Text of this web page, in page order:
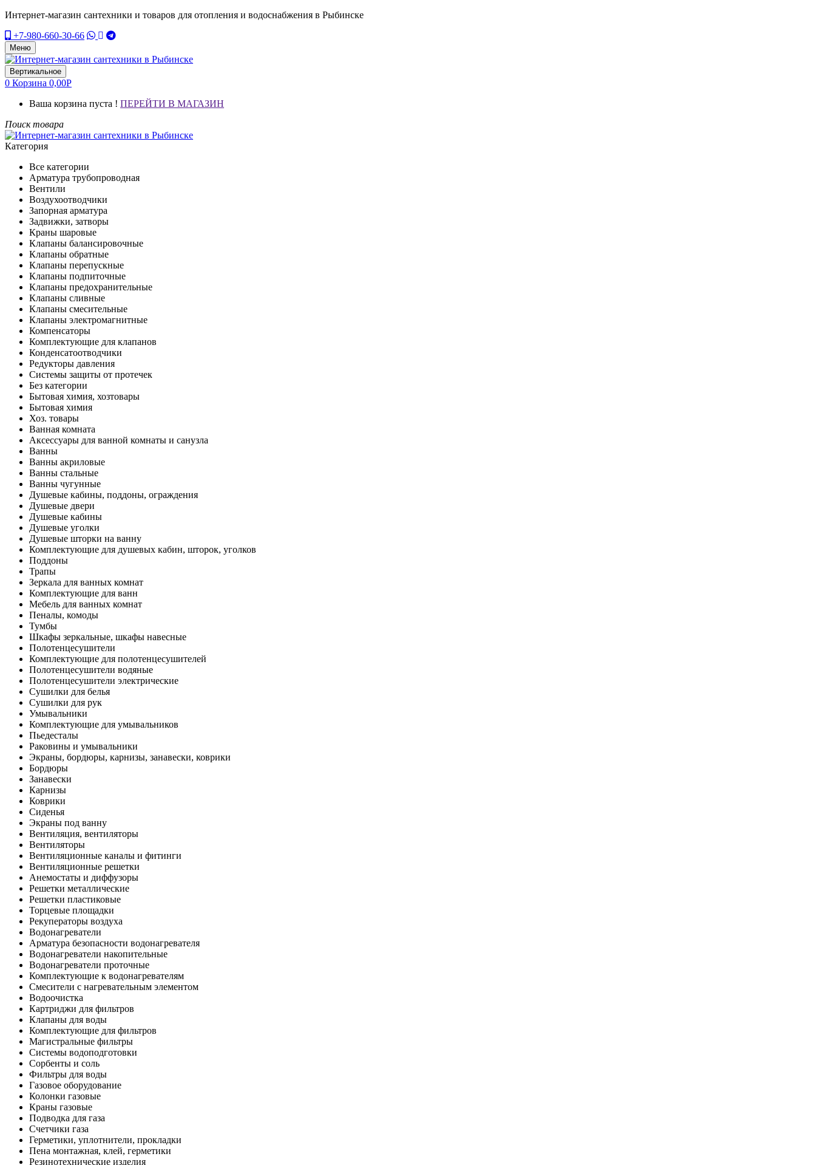
Интернет-магазин сантехники и товаров для отопления и водоснабжения в Рыбинске
+7-980-660-30-66
Меню
Вертикальное
0 Корзина 0,00Р
Ваша корзина пуста ! ПЕРЕЙТИ В МАГАЗИН
Поиск товара
Категория
Все категории
Арматура трубопроводная
Вентили
Воздухоотводчики
Запорная арматура
Задвижки, затворы
Краны шаровые
Клапаны балансировочные
Клапаны обратные
Клапаны перепускные
Клапаны подпиточные
Клапаны предохранительные
Клапаны сливные
Клапаны смесительные
Клапаны электромагнитные
Компенсаторы
Комплектующие для клапанов
Конденсатоотводчики
Редукторы давления
Системы защиты от протечек
Без категории
Бытовая химия, хозтовары
Бытовая химия
Хоз. товары
Ванная комната
Аксессуары для ванной комнаты и санузла
Ванны
Ванны акриловые
Ванны стальные
Ванны чугунные
Душевые кабины, поддоны, ограждения
Душевые двери
Душевые кабины
Душевые уголки
Душевые шторки на ванну
Комплектующие для душевых кабин, шторок, уголков
Поддоны
Трапы
Зеркала для ванных комнат
Комплектующие для ванн
Мебель для ванных комнат
Пеналы, комоды
Тумбы
Шкафы зеркальные, шкафы навесные
Полотенцесушители
Комплектующие для полотенцесушителей
Полотенцесушители водяные
Полотенцесушители электрические
Сушилки для белья
Сушилки для рук
Умывальники
Комплектующие для умывальников
Пьедесталы
Раковины и умывальники
Экраны, бордюры, карнизы, занавески, коврики
Бордюры
Занавески
Карнизы
Коврики
Сиденья
Экраны под ванну
Вентиляция, вентиляторы
Вентиляторы
Вентиляционные каналы и фитинги
Вентиляционные решетки
Анемостаты и диффузоры
Решетки металлические
Решетки пластиковые
Торцевые площадки
Рекуператоры воздуха
Водонагреватели
Арматура безопасности водонагревателя
Водонагреватели накопительные
Водонагреватели проточные
Комплектующие к водонагревателям
Смесители с нагревательным элементом
Водоочистка
Картриджи для фильтров
Клапаны для воды
Комплектующие для фильтров
Магистральные фильтры
Системы водоподготовки
Сорбенты и соль
Фильтры для воды
Газовое оборудование
Колонки газовые
Краны газовые
Подводка для газа
Счетчики газа
Герметики, уплотнители, прокладки
Пена монтажная, клей, герметики
Резинотехнические изделия